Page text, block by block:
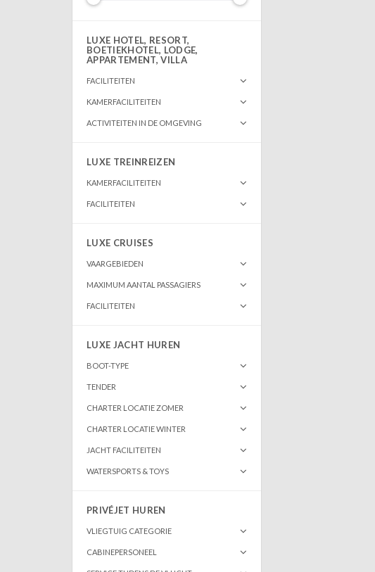
LUXE HOTEL, RESORT,
BOETIEKHOTEL, LODGE,
APPARTEMENT, VILLA
FACILITEITEN
KAMERFACILITEITEN
ACTIVITEITEN IN DE OMGEVING
LUXE TREINREIZEN
KAMERFACILITEITEN
FACILITEITEN
LUXE CRUISES
VAARGEBIEDEN
MAXIMUM AANTAL PASSAGIERS
FACILITEITEN
LUXE JACHT HUREN
BOOT-TYPE
TENDER
CHARTER LOCATIE ZOMER
CHARTER LOCATIE WINTER
JACHT FACILITEITEN
WATERSPORTS & TOYS
PRIVÉJET HUREN
VLIEGTUIG CATEGORIE
CABINEPERSONEEL